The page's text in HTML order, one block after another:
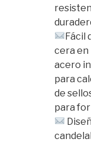
Fácil
cera en
acero
para
de
para